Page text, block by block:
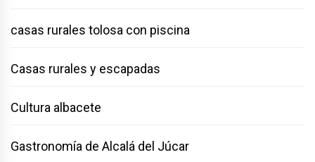
casas rurales tolosa con piscina
Casas rurales y escapadas
Cultura albacete
Gastronomía de Alcalá del Júcar